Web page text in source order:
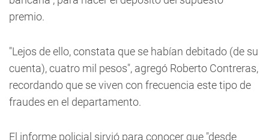
premio.
"Lejos de ello, constata que se habían debitado (de su
cuenta), cuatro mil pesos", agregó Roberto Contreras,
recordando que se viven con frecuencia este tipo de
fraudes en el departamento.
El informe policial sirvió para conocer que "desde